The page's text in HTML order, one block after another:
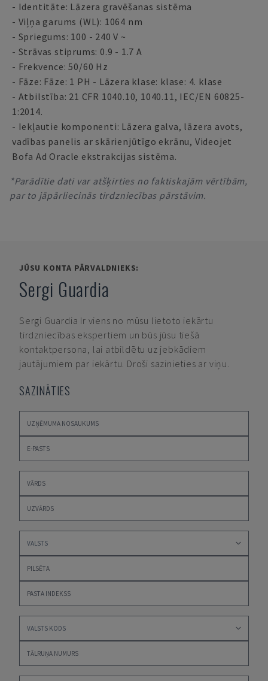
- Identitāte: Lāzera gravēšanas sistēma
- Viļņa garums (WL): 1064 nm
- Spriegums: 100 - 240 V ~
- Strāvas stiprums: 0.9 - 1.7 A
- Frekvence: 50/60 Hz
- Fāze: Fāze: 1 PH - Lāzera klase: klase: 4. klase
- Atbilstība: 21 CFR 1040.10, 1040.11, IEC/EN 60825-
1:2014.
- Iekļautie komponenti: Lāzera galva, lāzera avots,
vadības panelis ar skārienjūtīgo ekrānu, Videojet
Bofa Ad Oracle ekstrakcijas sistēma.
*Parādītie dati var atšķirties no faktiskajām vērtībām,
par to jāpārliecinās tirdzniecības pārstāvim.
JŪSU KONTA PĀRVALDNIEKS:
Sergi Guardia
Sergi Guardia Ir viens no mūsu lietoto iekārtu
tirdzniecības ekspertiem un būs jūsu tiešā
kontaktpersona, lai atbildētu uz jebkādiem
jautājumiem par iekārtu. Droši sazinieties ar viņu.
SAZINĀTIES